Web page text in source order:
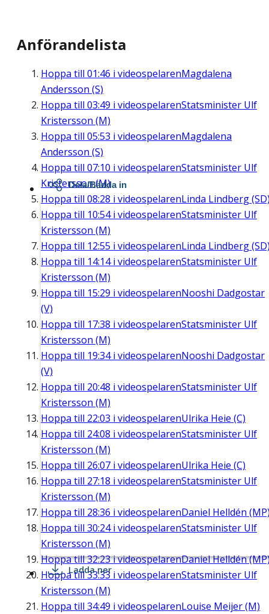
Anförandelista
Hoppa till 01:46 i videospelarenMagdalena
Andersson (S)
Hoppa till 03:49 i videospelarenStatsminister Ulf
Kristersson (M)
Hoppa till 05:53 i videospelarenMagdalena
Andersson (S)
Hoppa till 07:10 i videospelarenStatsminister Ulf
Kristersson (M)
Hoppa till 08:28 i videospelarenLinda Lindberg
Hoppa till 10:54i videospelarenStatsminister Ulf
Kristersson (M)
Hoppa till 12:55 i videospelarenLinda Lindberg
Hoppa till 14:14i videospelarenStatsminister Ulf
Kristersson (M)
Hoppa till 15:29 i videospelarenNooshi Dadgostar
(V)
Hoppa till 17:38 i videospelarenStatsminister Ulf
Kristersson (M)
Hoppa till 19:34i videospelarenNooshi Dadgostar
(V)
Hoppa till 20:48 i videospelarenStatsminister Ulf
Kristersson (M)
Hoppa till 22:03 i videospelarenUlrika Heie (C)
Hoppa till 24:08 i videospelarenStatsminister Ulf
Kristersson (M)
Hoppa till 26:07 i videospelarenUlrika Heie (C)
Hoppa till 27:18 i videospelarenStatsminister Ulf
Kristersson (M)
Hoppa till 28:36 i videospelarenDaniel Helldén
Hoppa till 30:24i videospelarenStatsminister Ulf
Kristersson (M)
Hoppa till32:23i videospelarenDaniel Helldén
Hoppa till33:33 i videospelarenStatsminister Ulf
Kristersson (M)
Hoppa till 34:49 i videospelarenLouise Meijer (M)
Dela/Bädda in
Ladda ner